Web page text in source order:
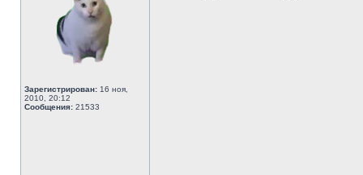
Зарегистрирован: 16 ноя,
2010, 20:12
Сообщения: 21533